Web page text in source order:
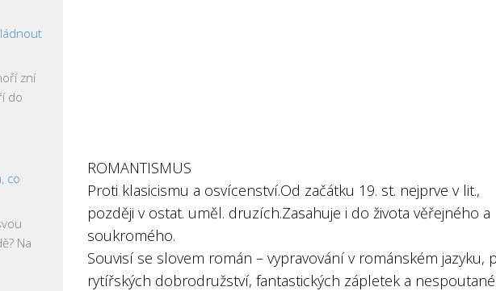
ROMANTISMUS
Proti klasicismu a osvícenství.Od začátku 19. st. nejprve v lit.,
později v ostat. uměl. druzích.Zasahuje i do života věřejného a
soukromého.
Souvisí se slovem román – vypravování v románském jazyku,
rytířských dobrodružství, fantastických zápletek a nespoutané
zní
do
co
Na